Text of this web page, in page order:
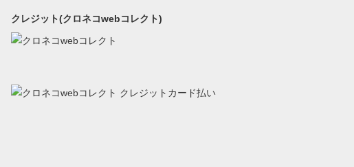
クレジット(クロネコwebコレクト)